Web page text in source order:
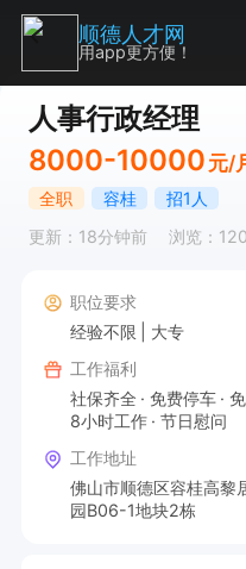
人事行政经理
8000-10000 元/
全职 容桂
招1人
更新：18分钟前
浏览：
职位要求
经验不限
大专
工作福利
社保齐全
免费停车
8小时工作
节日慰问
工作地址
佛山市顺德区容桂高黎
园B06-1地块2栋
顺德人才网
用app更方便！